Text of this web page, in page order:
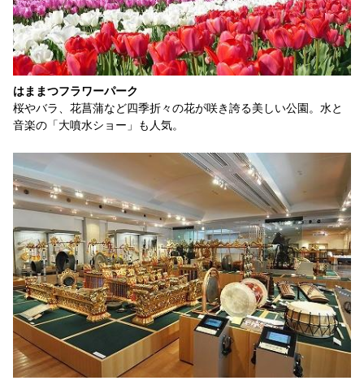
はままつフラワーパーク
桜やバラ、花菖蒲など四季折々の花が咲き誇る美しい公園。水と
音楽の「大噴水ショー」も人気。